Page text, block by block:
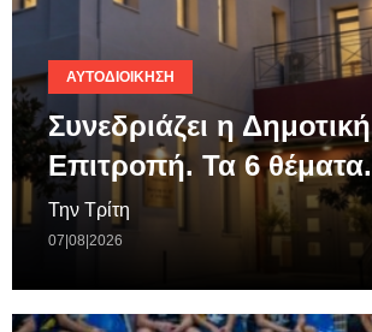
ΑΥΤΟΔΙΟΊΚΗΣΗ
Συνεδριάζει η Δημοτική
Επιτροπή. Τα 6 θέματα.
Την Τρίτη
07|08|2026